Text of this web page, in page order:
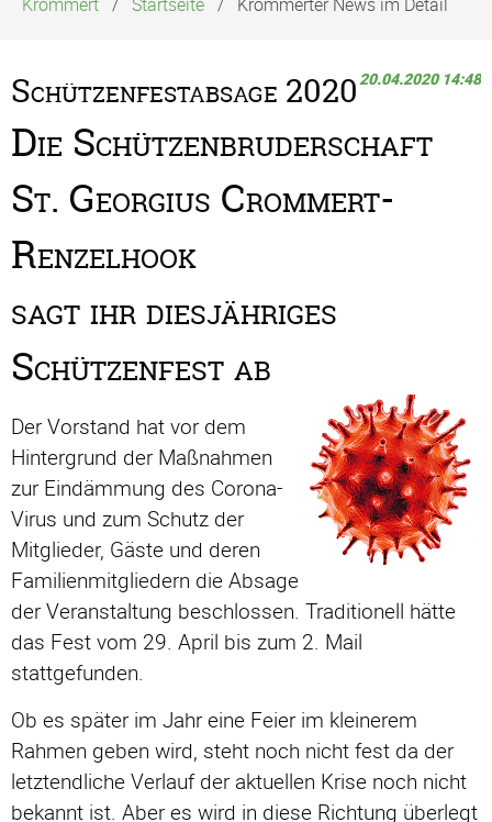
20.04.2020 14:48
Schützenfestabsage 2020
Die Schützenbruderschaft
St. Georgius Crommert-
Renzelhook
sagt ihr diesjähriges
Schützenfest ab
Der Vorstand hat vor dem
Hintergrund der Maßnahmen
zur Eindämmung des Corona-
Virus und zum Schutz der
Mitglieder, Gäste und deren
Familienmitgliedern die Absage
der Veranstaltung beschlossen. Traditionell hätte
das Fest vom 29. April bis zum 2. Mail
stattgefunden.
Ob es später im Jahr eine Feier im kleinerem
Rahmen geben wird, steht noch nicht fest da der
letztendliche Verlauf der aktuellen Krise noch nicht
bekannt ist. Aber es wird in diese Richtung überlegt